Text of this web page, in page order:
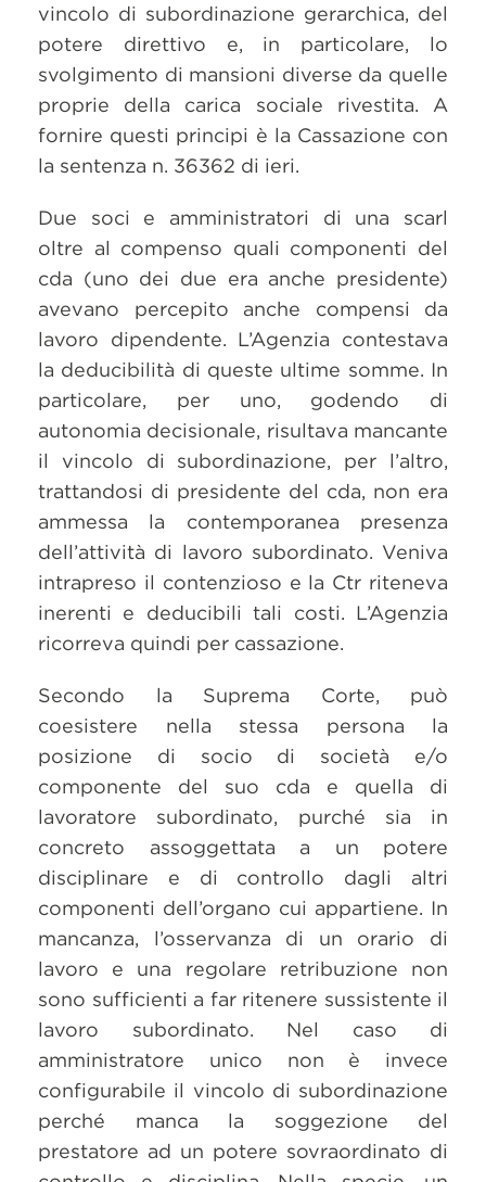
vincolo di subordinazione gerarchica, del
potere direttivo e, in particolare, lo
svolgimento di mansioni diverse da quelle
proprie della carica sociale rivestita. A
fornire questi principi è la Cassazione con
la sentenza n. 36362 di ieri.
Due soci e amministratori di una scarl
oltre al compenso quali componenti del
cda (uno dei due era anche presidente)
avevano percepito anche compensi da
lavoro dipendente. L’Agenzia contestava
la deducibilità di queste ultime somme. In
particolare, per uno, godendo di
autonomia decisionale, risultava mancante
il vincolo di subordinazione, per l’altro,
trattandosi di presidente del cda, non era
ammessa la contemporanea presenza
dell’attività di lavoro subordinato. Veniva
intrapreso il contenzioso e la Ctr riteneva
inerenti e deducibili tali costi. L’Agenzia
ricorreva quindi per cassazione.
Secondo la Suprema Corte, può
coesistere nella stessa persona la
posizione di socio di società e/o
componente del suo cda e quella di
lavoratore subordinato, purché sia in
concreto assoggettata a un potere
disciplinare e di controllo dagli altri
componenti dell’organo cui appartiene. In
mancanza, l’osservanza di un orario di
lavoro e una regolare retribuzione non
sono sufficienti a far ritenere sussistente il
lavoro subordinato. Nel caso di
amministratore unico non è invece
configurabile il vincolo di subordinazione
perché manca la soggezione del
prestatore ad un potere sovraordinato di